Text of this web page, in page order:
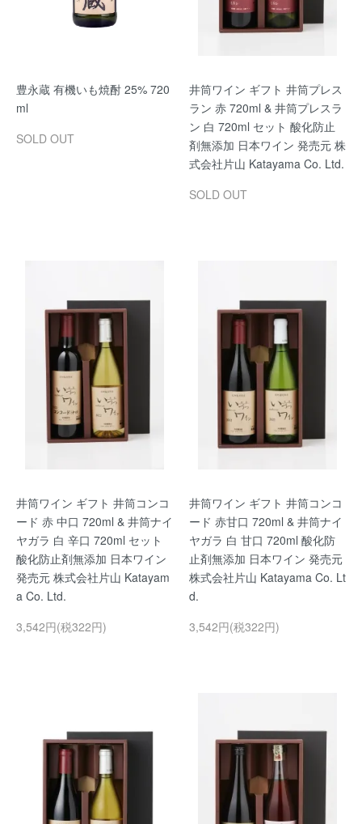
豊永蔵 有機いも焼酎 25% 720
ml
SOLD OUT
井筒ワイン ギフト 井筒プレス
ラン 赤 720ml & 井筒プレスラ
ン 白 720ml セット 酸化防止
剤無添加 日本ワイン 発売元 株
式会社片山 Katayama Co. Ltd.
SOLD OUT
井筒ワイン ギフト 井筒コンコ
ード 赤 中口 720ml & 井筒ナイ
ヤガラ 白 辛口 720ml セット
酸化防止剤無添加 日本ワイン
発売元 株式会社片山 Katayam
a Co. Ltd.
3,542円(税322円)
井筒ワイン ギフト 井筒コンコ
ード 赤甘口 720ml & 井筒ナイ
ヤガラ 白 甘口 720ml 酸化防
止剤無添加 日本ワイン 発売元
株式会社片山 Katayama Co. Lt
d.
3,542円(税322円)